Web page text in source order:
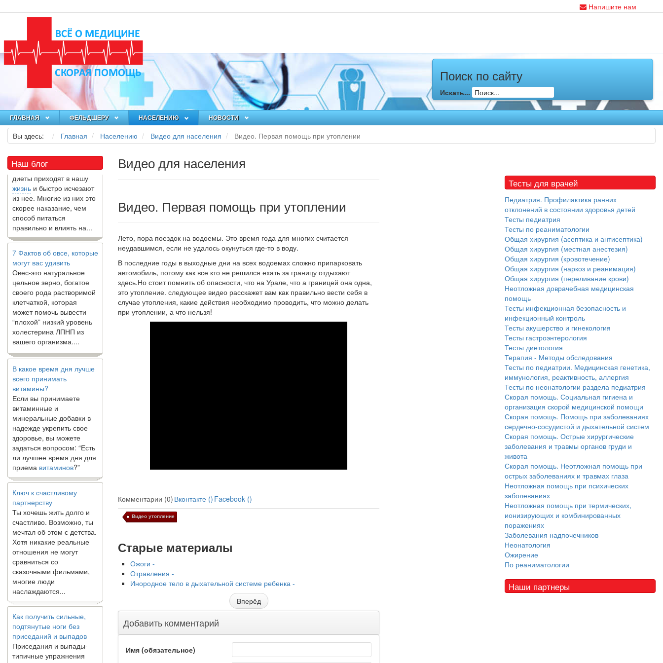
Напишите нам
Поиск по сайту
Искать...
ГЛАВНАЯ ФЕЛЬДШЕРУ НАСЕЛЕНИЮ НОВОСТИ
Вы здесь: Главная Населению Видео для населения Видео. Первая помощь при утоплении
Наш блог
Это странная ситуация:
вы соблюдали все меры
предосторожности
COVID-19 (вы почти все
время дома), но, тем не
менее, вы каким-то
образом простудились.
Вы можете задаться...
5 причин обратить
внимание на
средиземноморскую
диету
многие причудливые
диеты приходят в нашу
жизньи быстро исчезают
из нее. Многие из них это
скорее наказание, чем
способ питаться
правильно и влиять на...
7 Фактов об овсе, которые
могут вас удивить
Овес-это натуральное
цельное зерно, богатое
своего рода растворимой
клетчаткой, которая
может помочь вывести
“плохой” низкий уровень
холестерина ЛПНП из
вашего организма....
В какое время дня лучше
всего принимать
витамины?
Если вы принимаете
витаминные и
минеральные добавки в
надежде укрепить свое
здоровье, вы можете
задаться вопросом: “Есть
ли лучшее время дня для
приемавитаминов?”
Ключ к счастливому
партнерству
Ты хочешь жить долго и
счастливо. Возможно, ты
мечтал об этом с детства.
Хотя никакие реальные
отношения не могут
сравниться со
сказочными фильмами,
многие люди
наслаждаются...
Как получить сильные,
подтянутые ноги без
приседаний и выпадов
Приседания и выпады-
типичные упражнения
для укрепления мышц
Видео для населения
Видео. Первая помощь при утоплении
Лето, пора поездок на водоемы. Это время года для многих считается
неудавшимся, если не удалось окунуться где-то в воду.
В последние годы в выходные дни на всех водоемах сложно припарковать
автомобиль, потому как все кто не решился ехать за границу отдыхают
здесь.Но стоит помнить об опасности, что на Урале, что а границей она одна,
это утопление. следующее видео расскажет вам как правильно вести себя в
случае утопления, какие действия необходимо проводить, что можно делать
при утоплении, а что нельзя!
Комментарии (0) Вконтакте () Facebook ()
Видео утопление
Старые материалы
Ожоги -
Отравления -
Инородное тело в дыхательной системе ребенка -
Вперёд
Добавить комментарий
Имя (обязательное)
Тесты для врачей
Педиатрия. Профилактика ранних
отклонений в состоянии здоровья детей
Тесты педиатрия
Тесты по реаниматологии
Общая хирургия (асептика и антисептика)
Общая хирургия (местная анестезия)
Общая хирургия (кровотечение)
Общая хирургия (наркоз и реанимация)
Общая хирургия (переливание крови)
Неотложная доврачебная медицинская
помощь
Тесты инфекционная безопасность и
инфекционный контроль
Тесты акушерство и гинекология
Тесты гастроэнтерология
Тесты диетология
Терапия - Методы обследования
Тесты по педиатрии. Медицинская генетика,
иммунология, реактивность, аллергия
Тесты по неонатологии раздела педиатрия
Скорая помощь. Социальная гигиена и
организация скорой медицинской помощи
Скорая помощь. Помощь при заболеваниях
сердечно-сосудистой и дыхательной систем
Скорая помощь. Острые хирургические
заболевания и травмы органов груди и
живота
Скорая помощь. Неотложная помощь при
острых заболеваниях и травмах глаза
Неотложная помощь при психических
заболеваниях
Неотложная помощь при термических,
ионизирующих и комбинированных
поражениях
Заболевания надпочечников
Неонатология
Ожирение
По реаниматологии
Наши партнеры